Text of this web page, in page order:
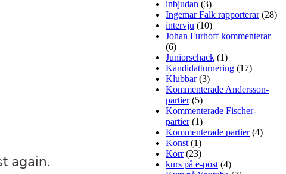
inbjudan (3)
Ingemar Falk rapporterar(28)
intervju (10)
Johan Furhoff kommenterar
(6)
Juniorschack (1)
Kandidatturnering (17)
Klubbar(3)
Kommenterade Andersson-
partier(5)
Kommenterade Fischer-
partier(1)
Kommenterade partier(4)
Konst (1)
Korr(23)
kurs på e-post (4)